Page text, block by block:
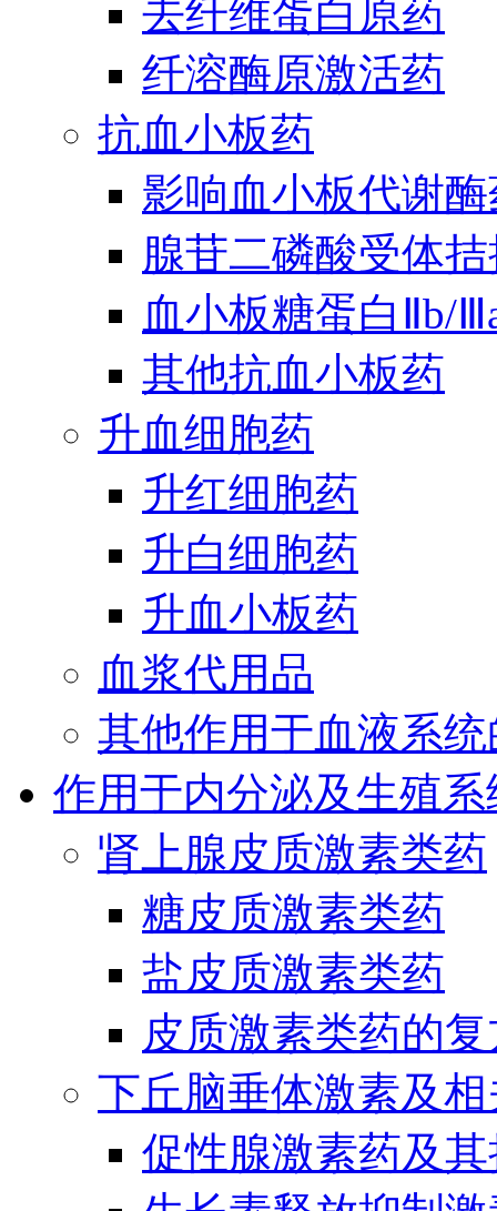
去纤维蛋白原药
纤溶酶原激活药
抗血小板药
影响血小板代谢
腺苷二磷酸受体
血小板糖蛋白Ⅱb/
其他抗血小板药
升血细胞药
升红细胞药
升白细胞药
升血小板药
血浆代用品
其他作用于血液系
作用于内分泌及生殖
肾上腺皮质激素类药
糖皮质激素类药
盐皮质激素类药
皮质激素类药的
下丘脑垂体激素及
促性腺激素药及